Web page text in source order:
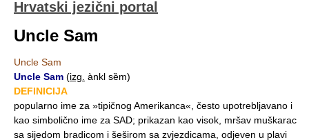
Hrvatski jezični portal
Uncle Sam
Uncle Sam
Uncle Sam (izg. ànkl sȅm)
DEFINICIJA
popularno ime za »tipičnog Amerikanca«, često upotrebljavano i
kao simbolično ime za SAD; prikazan kao visok, mršav muškarac
sa sijedom bradicom i šeširom sa zvjezdicama, odjeven u plavi